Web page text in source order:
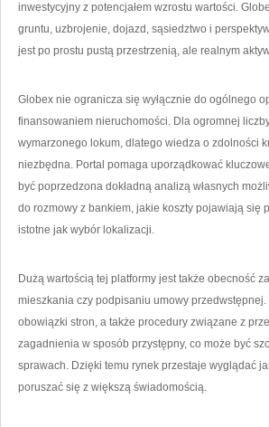
inwestycyjny z potencjałem wzrostu wartości.
gruntu, uzbrojenie, dojazd, sąsiedztwo i
jest po prostu pustą przestrzenią, ale realnym
Globex nie ogranicza się wyłącznie do ogólnego
finansowaniem nieruchomości. Dla ogromnej
wymarzonego lokum, dlatego wiedza o zdolności
niezbędna. Portal pomaga uporządkować
być poprzedzona dokładną analizą własnych
do rozmowy z bankiem, jakie koszty pojawiają
istotne jak wybór lokalizacji.
Dużą wartością tej platformy jest także obecność
mieszkania czy podpisaniu umowy
obowiązki stron, a także procedury związane z
zagadnienia w sposób przystępny, co może być
sprawach. Dzięki temu rynek przestaje wyglądać
poruszać się z większą świadomością.